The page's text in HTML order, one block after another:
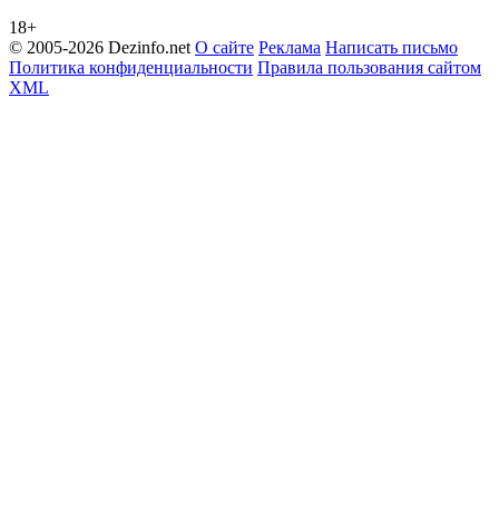
18+
© 2005-2026 Dezinfo.net О сайте Реклама Написать письмо
Политика конфиденциальности Правила пользования сайтом
XML